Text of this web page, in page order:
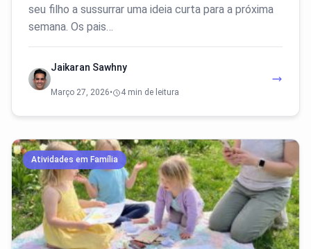
seu filho a sussurrar uma ideia curta para a próxima
semana. Os pais…
Jaikaran Sawhny
Março 27, 2026• 4 min de leitura
Atividades em Família